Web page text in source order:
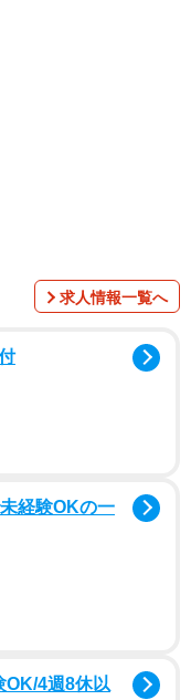
まれ 埼玉県出
を愛でること 特
年10月からは情報番
求人情報一覧へ
経験OKの一
OK/4週8休以